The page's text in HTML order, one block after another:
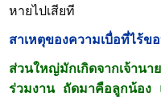
หายไปเสียที
สาเหตุของความเบื่อที่ไร้
ส่วนใหญ่มักเกิดจากเจ้าน
ร่วมงาน ถัดมาคือลูกน้อง